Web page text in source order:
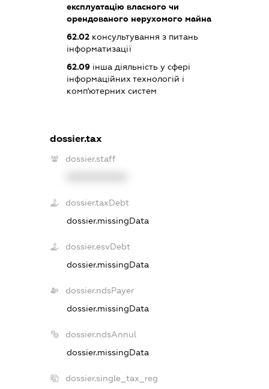
експлуатацію власного чи
орендованого нерухомого майна
62.02 консультування з питань
інформатизації
62.09 інша діяльність у сфері
інформаційних технологій і
комп'ютерних систем
dossier.tax
dossier.staff
dossier.taxDebt
dossier.missingData
dossier.esvDebt
dossier.missingData
dossier.ndsPayer
dossier.missingData
dossier.ndsAnnul
dossier.missingData
dossier.single_tax_reg